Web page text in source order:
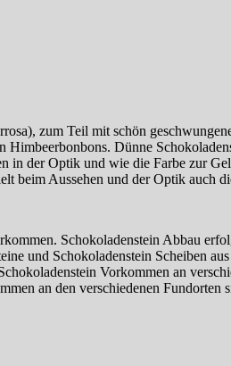
zum Teil mit schön
Himbeerbonbons. Dünne
in der Optik und wie die Farbe zur
beim Aussehen und der Optik auch
Schokoladenstein Abbau
und Schokoladenstein Scheiben
Vorkommen an
an den verschiedenen